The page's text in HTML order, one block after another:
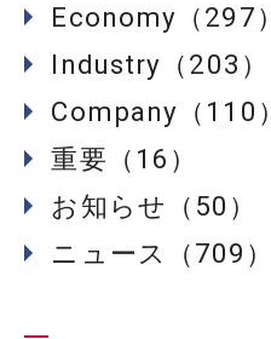
Economy（297）
Industry（203）
Company（110）
重要（16）
お知らせ（50）
ニュース（709）